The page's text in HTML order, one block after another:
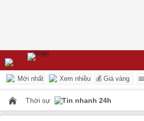
Mới nhất Xem nhiều 💰 Giá vàng
Thời sự Tin nhanh 24h